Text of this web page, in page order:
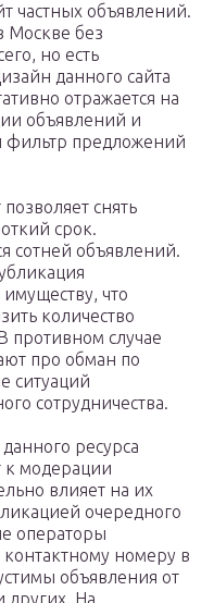
частных объявлений.
Москве без
но есть
данного сайта
отражается на
объявлений и
фильтр предложений
снять
срок.
сотней объявлений.
что
количество
противном случае
про обман по
ситуаций
сотрудничества.
ресурса
к модерации
влияет на их
очередного
операторы
номеру в
объявления от
других. На